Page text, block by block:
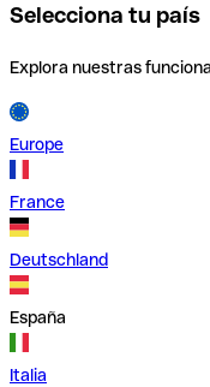
Selecciona tu país
Explora nuestras
Europe
France
Deutschland
España
Italia